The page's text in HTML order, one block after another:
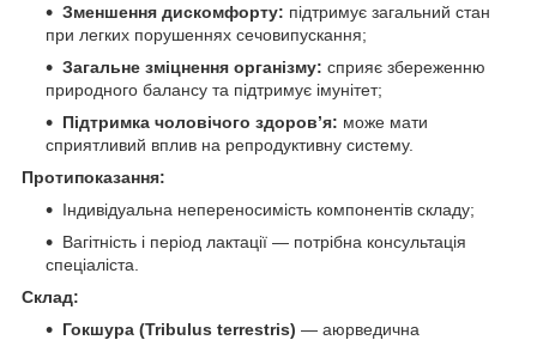
Зменшення дискомфорту: підтримує загальний стан
при легких порушеннях сечовипускання;
Загальне зміцнення організму: сприяє збереженню
природного балансу та підтримує імунітет;
Підтримка чоловічого здоров’я: може мати
сприятливий вплив на репродуктивну систему.
Протипоказання:
Індивідуальна непереносимість компонентів складу;
Вагітність і період лактації — потрібна консультація
спеціаліста.
Склад:
Гокшура (Tribulus terrestris) — аюрведична